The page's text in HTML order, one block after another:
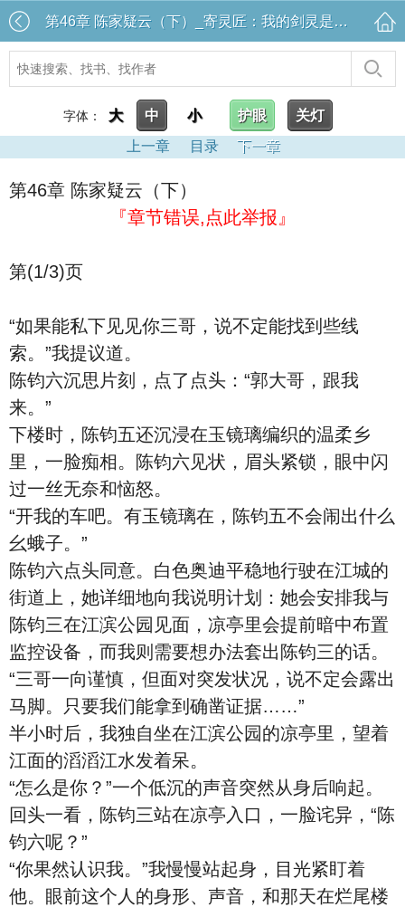
第46章 陈家疑云（下）_寄灵匠：我的剑灵是郭靖的大雕
字体： 大 中 小 护眼
关灯
上一章
目录 下一章
第46章 陈家疑云（下）
『章节错误,点此举报』
第(1/3)页
“如果能私下见见你三哥，说不定能找到些线
索。”我提议道。
陈钧六沉思片刻，点了点头：“郭大哥，跟我
来。”
下楼时，陈钧五还沉浸在玉镜璃编织的温柔乡
里，一脸痴相。陈钧六见状，眉头紧锁，眼中闪
过一丝无奈和恼怒。
“开我的车吧。有玉镜璃在，陈钧五不会闹出什么
幺蛾子。”
陈钧六点头同意。白色奥迪平稳地行驶在江城的
街道上，她详细地向我说明计划：她会安排我与
陈钧三在江滨公园见面，凉亭里会提前暗中布置
监控设备，而我则需要想办法套出陈钧三的话。
“三哥一向谨慎，但面对突发状况，说不定会露出
马脚。只要我们能拿到确凿证据……”
半小时后，我独自坐在江滨公园的凉亭里，望着
江面的滔滔江水发着呆。
“怎么是你？”一个低沉的声音突然从身后响起。
回头一看，陈钧三站在凉亭入口，一脸诧异，“陈
钧六呢？”
“你果然认识我。”我慢慢站起身，目光紧盯着
他。眼前这个人的身形、声音，和那天在烂尾楼